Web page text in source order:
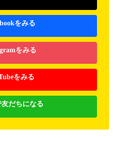
をみる
をみる
をみる
だちになる